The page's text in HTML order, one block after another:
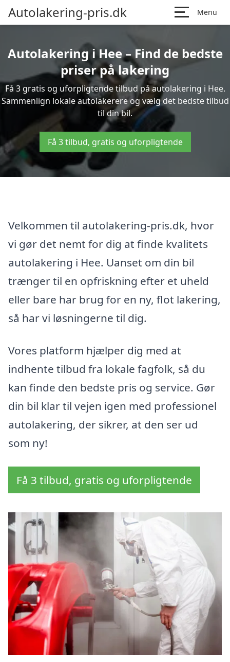
Autolakering-pris.dk Menu
Autolakering i Hee – Find de bedste
priser på lakering
Få 3 gratis og uforpligtende tilbud på autolakering i Hee.
Sammenlign lokale autolakerere og vælg det bedste tilbud
til din bil.
Få 3 tilbud, gratis og uforpligtende
Velkommen til autolakering-pris.dk, hvor
vi gør det nemt for dig at finde kvalitets
autolakering i Hee. Uanset om din bil
trænger til en opfriskning efter et uheld
eller bare har brug for en ny, flot lakering,
så har vi løsningerne til dig.
Vores platform hjælper dig med at
indhente tilbud fra lokale fagfolk, så du
kan finde den bedste pris og service. Gør
din bil klar til vejen igen med professionel
autolakering, der sikrer, at den ser ud
som ny!
Få 3 tilbud, gratis og uforpligtende